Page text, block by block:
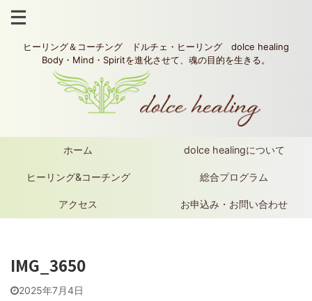
ヒーリング＆コーチング ドルチェ・ヒーリング dolce healing
Body・Mind・Spiritを進化させて、魂の目的を生きる。
ホーム dolce healingについて
ヒーリング&コーチング 総合プログラム
アクセス お申込み・お問い合わせ
IMG_3650
2025年7月4日